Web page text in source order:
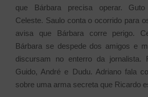
que Bárbara precisa operar.
Celeste. Saulo conta o ocorrido para
avisa que Bárbara corre perigo.
Bárbara se despede dos amigos e
discursam no enterro da jornalista.
Guido, André e Dudu. Adriano fala
sobre uma arma secreta que Ricardo